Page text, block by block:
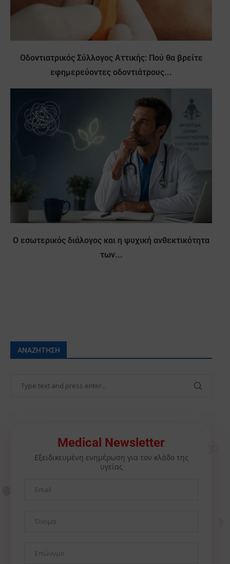
Οδοντιατρικός Σύλλογος Αττικής: Πού θα βρείτε
εφημερεύοντες οδοντιάτρους...
Ο εσωτερικός διάλογος και η ψυχική ανθεκτικότητα
των...
ΑΝΑΖΉΤΗΣΗ
Medical Newsletter
Εξειδικευμένη ενημέρωση για τον κλάδο της
υγείας